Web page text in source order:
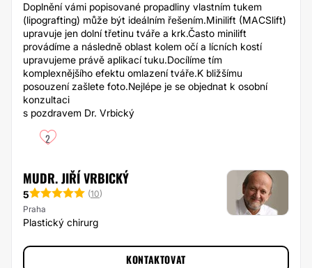
Doplnění vámi popisované propadliny vlastním tukem
(lipografting) může být ideálním řešením.Minilift (MACSlift)
upravuje jen dolní třetinu tváře a krk.Často minilift
provádíme a následně oblast kolem očí a lícních kostí
upravujeme právě aplikací tuku.Docílíme tím
komplexnějšího efektu omlazení tváře.K bližšímu
posouzení zašlete foto.Nejlépe je se objednat k osobní
konzultaci
s pozdravem Dr. Vrbický
2
MUDR. JIŘÍ VRBICKÝ
5 (10)
Praha
Plastický chirurg
KONTAKTOVAT